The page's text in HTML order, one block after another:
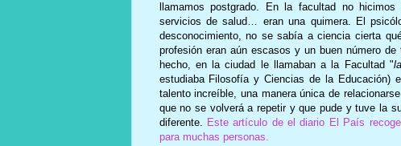
llamamos postgrado. En la facultad no
servicios de salud… eran una quimera. El
desconocimiento, no se sabía a ciencia cierta
profesión eran aún escasos y un buen número
hecho, en la ciudad le llamaban a la Facultad "
estudiaba Filosofía y Ciencias de la Educación)
talento increíble, una manera única de
que no se volverá a repetir y que pude y tuve la
diferente. Este artículo de el diario El País
para muchas personas.